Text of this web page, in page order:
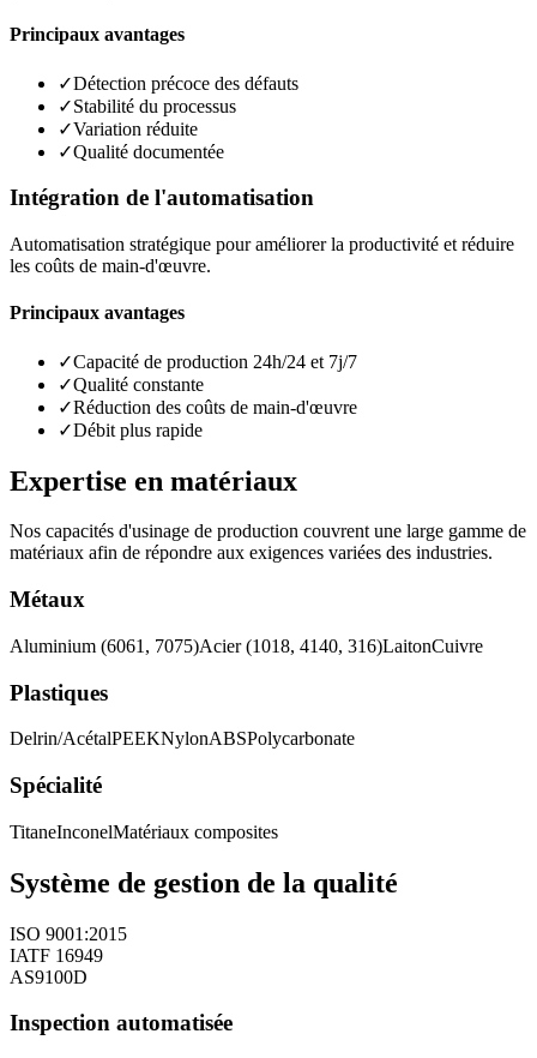
Principaux avantages
✓Détection précoce des défauts
✓Stabilité du processus
✓Variation réduite
✓Qualité documentée
Intégration de l'automatisation
Automatisation stratégique pour améliorer la productivité et réduire
les coûts de main-d'œuvre.
Principaux avantages
✓Capacité de production 24h/24 et 7j/7
✓Qualité constante
✓Réduction des coûts de main-d'œuvre
✓Débit plus rapide
Expertise en matériaux
Nos capacités d'usinage de production couvrent une large gamme de
matériaux afin de répondre aux exigences variées des industries.
Métaux
Aluminium (6061, 7075)Acier (1018, 4140, 316)LaitonCuivre
Plastiques
Delrin/AcétalPEEKNylonABSPolycarbonate
Spécialité
TitaneInconelMatériaux composites
Système de gestion de la qualité
ISO 9001:2015
IATF 16949
AS9100D
Inspection automatisée